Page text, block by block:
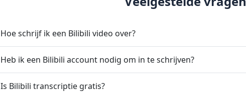
Hoe schrijf ik een Bilibili video over?
Heb ik een Bilibili account nodig om in te schrijven?
Is Bilibili transcriptie gratis?